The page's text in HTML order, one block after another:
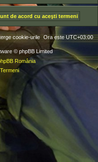
Ora este UTC+03:00
cookie-urile
© phpBB Limited
România
Termeni